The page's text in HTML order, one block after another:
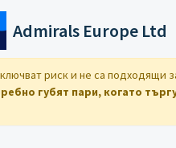
към основното
Admirals Europe Ltd
риск и не са подходящи
губят пари, когато